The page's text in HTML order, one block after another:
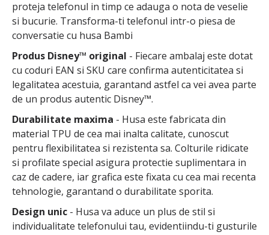
proteja telefonul in timp ce adauga o nota de veselie
si bucurie. Transforma-ti telefonul intr-o piesa de
conversatie cu husa Bambi
Produs Disney™ original - Fiecare ambalaj este dotat
cu coduri EAN si SKU care confirma autenticitatea si
legalitatea acestuia, garantand astfel ca vei avea parte
de un produs autentic Disney™.
Durabilitate maxima - Husa este fabricata din
material TPU de cea mai inalta calitate, cunoscut
pentru flexibilitatea si rezistenta sa. Colturile ridicate
si profilate special asigura protectie suplimentara in
caz de cadere, iar grafica este fixata cu cea mai recenta
tehnologie, garantand o durabilitate sporita.
Design unic - Husa va aduce un plus de stil si
individualitate telefonului tau, evidentiindu-ti gusturile